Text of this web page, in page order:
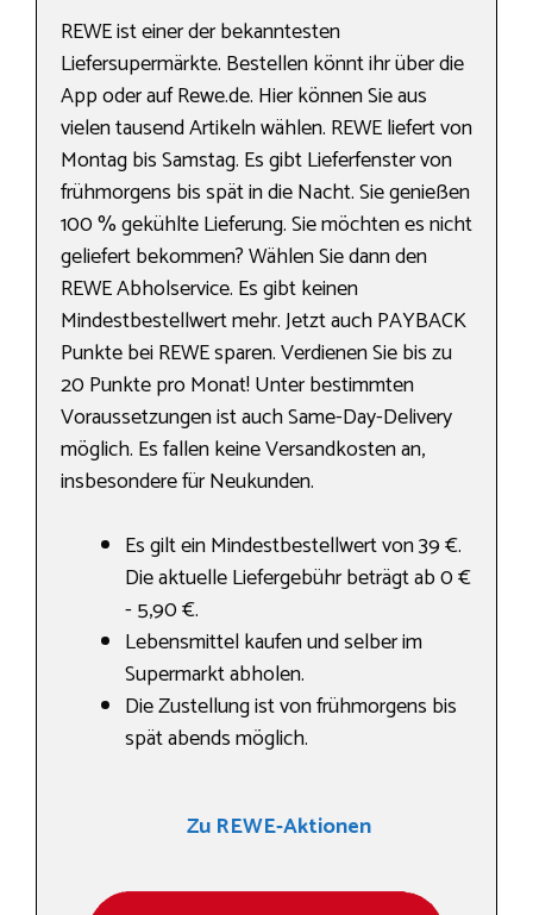
REWE ist einer der bekanntesten
Liefersupermärkte. Bestellen könnt ihr über die
App oder auf Rewe.de. Hier können Sie aus
vielen tausend Artikeln wählen. REWE liefert von
Montag bis Samstag. Es gibt Lieferfenster von
frühmorgens bis spät in die Nacht. Sie genießen
100 % gekühlte Lieferung. Sie möchten es nicht
geliefert bekommen? Wählen Sie dann den
REWE Abholservice. Es gibt keinen
Mindestbestellwert mehr. Jetzt auch PAYBACK
Punkte bei REWE sparen. Verdienen Sie bis zu
20 Punkte pro Monat! Unter bestimmten
Voraussetzungen ist auch Same-Day-Delivery
möglich. Es fallen keine Versandkosten an,
insbesondere für Neukunden.
Es gilt ein Mindestbestellwert von 39 €.
Die aktuelle Liefergebühr beträgt ab 0 €
- 5,90 €.
Lebensmittel kaufen und selber im
Supermarkt abholen.
Die Zustellung ist von frühmorgens bis
spät abends möglich.
Zu REWE-Aktionen